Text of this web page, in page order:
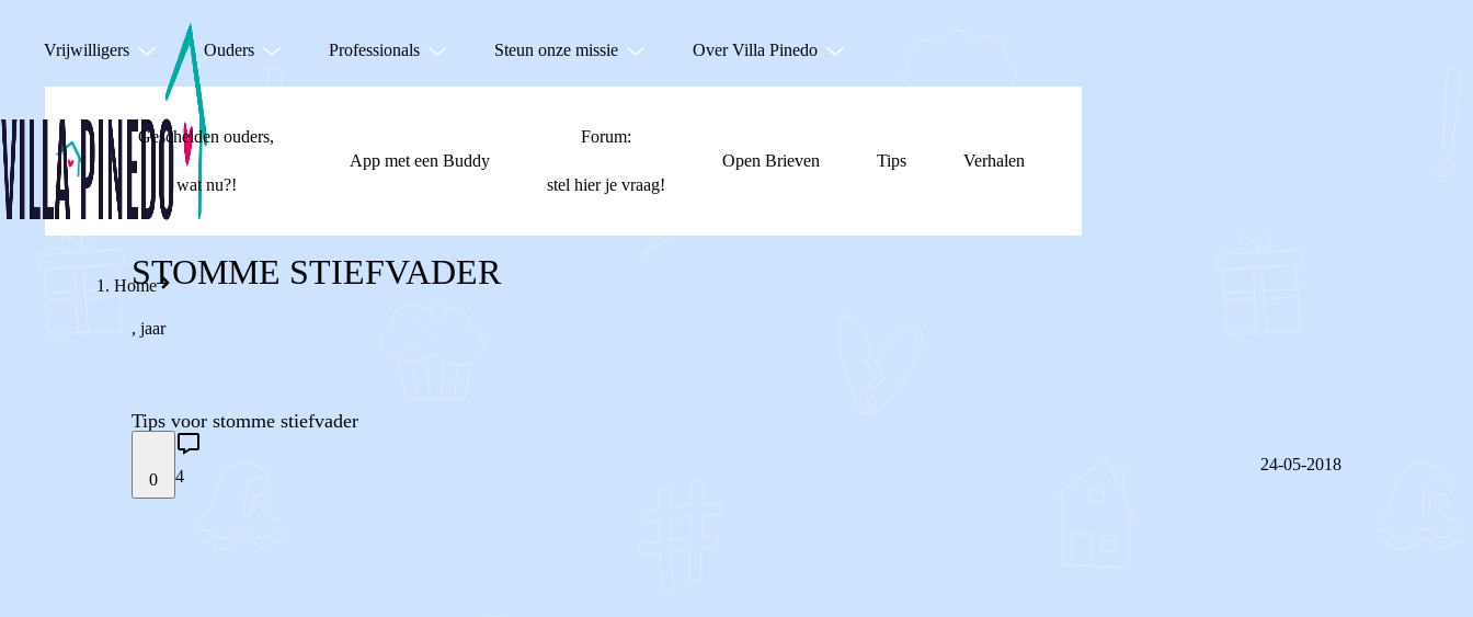
Vrijwilligers Ouders Professionals Steun onze missie Over Villa Pinedo
Gescheiden ouders,
wat nu?!
App met een Buddy
Forum:
stel hier je vraag!
Open Brieven Tips Verhalen
HomeSTOMME STIEFVADER
, jaar
Tips voor stomme stiefvader
0 4
24-05-2018